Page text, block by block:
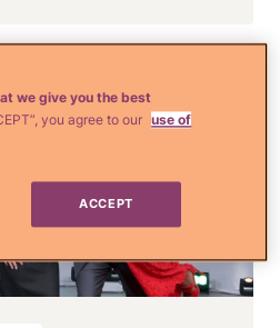
we give you the best
you agree to our use of
ACCEPT